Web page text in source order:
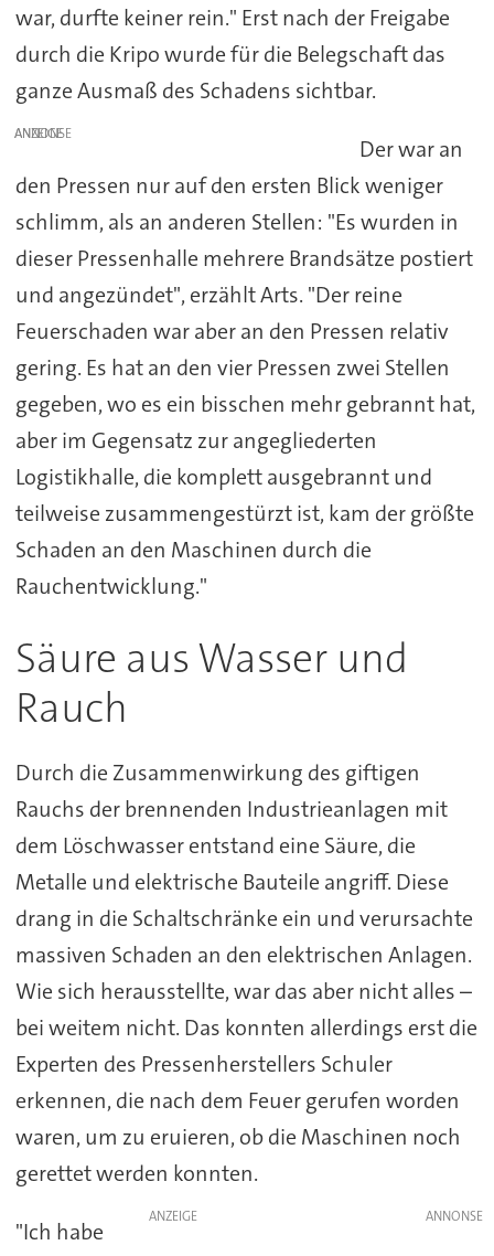
war, durfte keiner rein." Erst nach der Freigabe
durch die Kripo wurde für die Belegschaft das
ganze Ausmaß des Schadens sichtbar.
ANZEIGE
Der war an
den Pressen nur auf den ersten Blick weniger
schlimm, als an anderen Stellen: "Es wurden in
dieser Pressenhalle mehrere Brandsätze postiert
und angezündet", erzählt Arts. "Der reine
Feuerschaden war aber an den Pressen relativ
gering. Es hat an den vier Pressen zwei Stellen
gegeben, wo es ein bisschen mehr gebrannt hat,
aber im Gegensatz zur angegliederten
Logistikhalle, die komplett ausgebrannt und
teilweise zusammengestürzt ist, kam der größte
Schaden an den Maschinen durch die
Rauchentwicklung."
Säure aus Wasser und
Rauch
Durch die Zusammenwirkung des giftigen
Rauchs der brennenden Industrieanlagen mit
dem Löschwasser entstand eine Säure, die
Metalle und elektrische Bauteile angriff. Diese
drang in die Schaltschränke ein und verursachte
massiven Schaden an den elektrischen Anlagen.
Wie sich herausstellte, war das aber nicht alles –
bei weitem nicht. Das konnten allerdings erst die
Experten des Pressenherstellers Schuler
erkennen, die nach dem Feuer gerufen worden
waren, um zu eruieren, ob die Maschinen noch
gerettet werden konnten.
ANZEIGE
"Ich habe